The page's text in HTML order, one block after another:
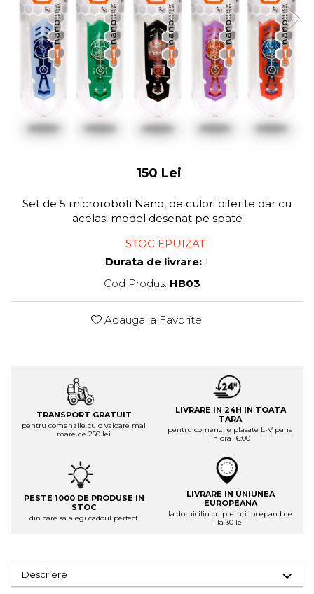
150 Lei
Set de 5 microroboti Nano, de culori diferite dar cu
acelasi model desenat pe spate
STOC EPUIZAT
Durata de livrare: 1
Cod Produs: HB03
Adauga la Favorite
TRANSPORT GRATUIT
pentru comenzile cu o valoare mai
mare de 250 lei
LIVRARE IN 24H IN TOATA
TARA
pentru comenzile plasate L-V pana
in ora 16:00
PESTE 1000 DE PRODUSE IN
STOC
din care sa alegi cadoul perfect
LIVRARE IN UNIUNEA
EUROPEANA
la domiciliu cu preturi incepand de
la 30 lei
Descriere